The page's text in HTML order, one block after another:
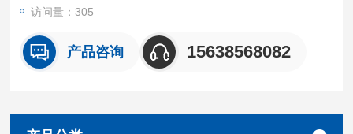
访问量：305
产品咨询 15638568082